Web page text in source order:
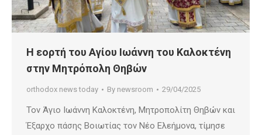
Η εορτή του Αγίου Ιωάννη του Καλοκτένη
στην Μητρόπολη Θηβών
orthodox news today By newsroom 29/04/2025
Τον Άγιο Ιωάννη Καλοκτένη, Μητροπολίτη Θηβών και
Έξαρχο πάσης Βοιωτίας τον Νέο Ελεήμονα, τίμησε